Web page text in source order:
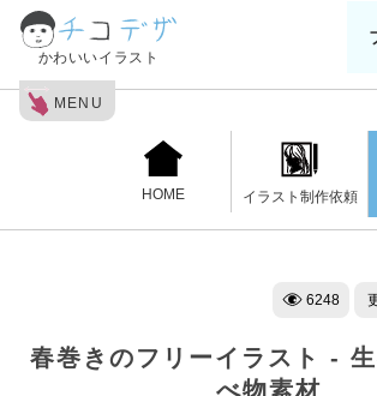
かわいいイラスト
MENU
HOME イラスト制作依頼
6248
春巻きのフリーイラスト -
べ物素材